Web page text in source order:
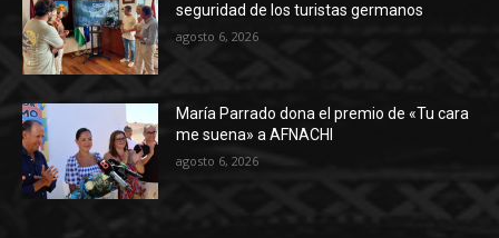
seguridad de los turistas germanos
agosto 6, 2026
María Parrado dona el premio de «Tu cara
me suena» a AFNACHI
agosto 6, 2026